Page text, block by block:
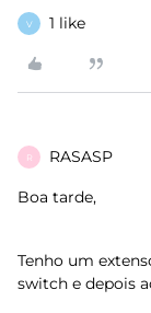
V 1 like
R RASASP
Boa tarde,
Tenho um
switch e depois